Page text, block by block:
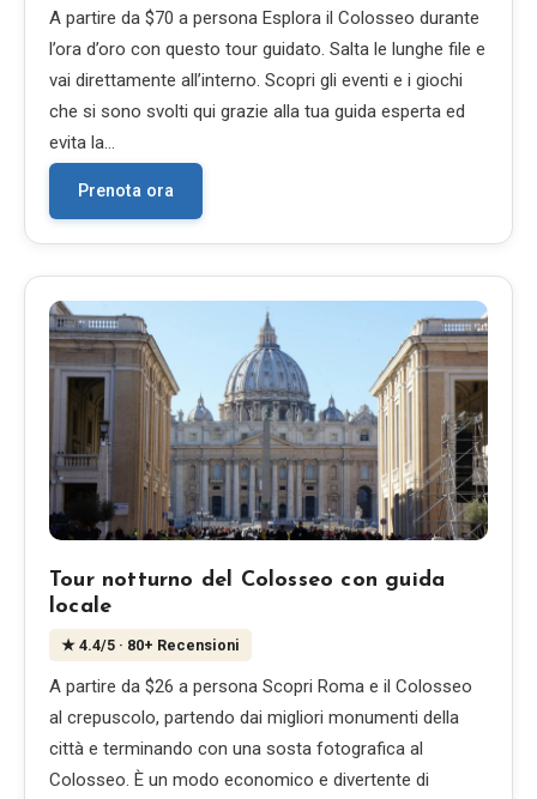
A partire da $70 a persona Esplora il Colosseo durante
l’ora d’oro con questo tour guidato. Salta le lunghe file e
vai direttamente all’interno. Scopri gli eventi e i giochi
che si sono svolti qui grazie alla tua guida esperta ed
evita la…
Prenota ora
Tour notturno del Colosseo con guida
locale
★ 4.4/5 · 80+ Recensioni
A partire da $26 a persona Scopri Roma e il Colosseo
al crepuscolo, partendo dai migliori monumenti della
città e terminando con una sosta fotografica al
Colosseo. È un modo economico e divertente di